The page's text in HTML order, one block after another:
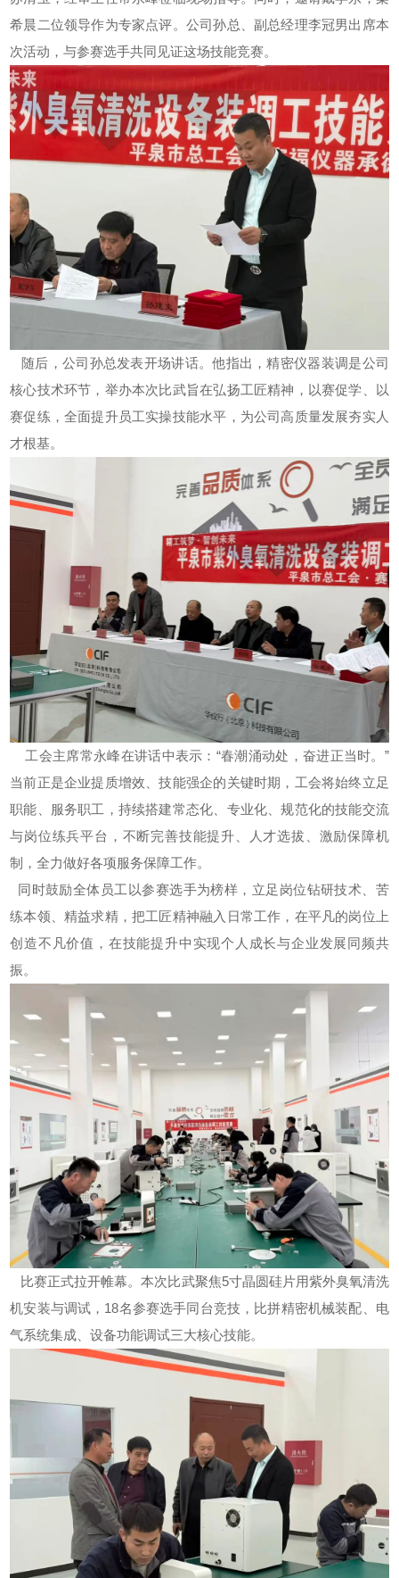
希晨二位领导作为专家点评。 公司孙总、副总经理李冠男出席本
次活动，与参赛选手共同见证这场技能竞赛。
随后，公司孙总发表开场讲话。他指出，精密仪器装调是公司
核心技术环节，举办本次比武旨在弘扬工匠精神，以赛促学、以
赛促练，全面提升员工实操技能水平，为公司高质量发展夯实人
才根基。
工会主席常永峰在讲话中表示：“春潮涌动处，奋进正当时。”
当前正是企业提质增效、技能强企的关键时期，工会将始终立足
职能、服务职工，持续搭建常态化、专业化、规范化的技能交流
与岗位练兵平台，不断完善技能提升、人才选拔、激励保障机
制，全力做好各项服务保障工作。
同时鼓励全体员工以参赛选手为榜样，立足岗位钻研技术、苦
练本领、精益求精，把工匠精神融入日常工作，在平凡的岗位上
创造不凡价值，在技能提升中实现个人成长与企业发展同频共
振。
比赛正式拉开帷幕。本次比武聚焦5寸晶圆硅片用紫外臭氧清洗
机安装与调试，18名参赛选手同台竞技，比拼精密机械装配、电
气系统集成、设备功能调试三大核心技能。